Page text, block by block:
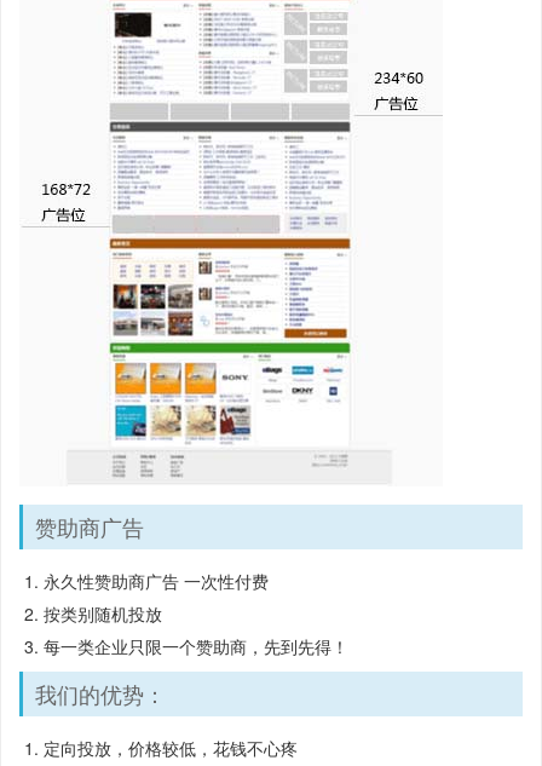
赞助商广告
永久性赞助商广告 一次性付费
按类别随机投放
每一类企业只限一个赞助商，先到先得！
我们的优势：
定向投放，价格较低，花钱不心疼